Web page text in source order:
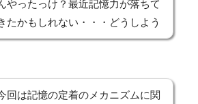
やったっけ？最近記憶力が落ちて
たかもしれない・・・どうしよう
回は記憶の定着のメカニズムに関